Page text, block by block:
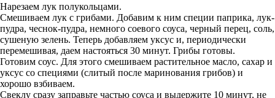
Нарезаем лук полукольцами.
Смешиваем лук с грибами. Добавим к ним специи паприка, лук-
пудра, чеснок-пудра, немного соевого соуса, черный перец, соль,
сушеную зелень. Теперь добавляем уксус и, периодически
перемешивая, даем настояться 30 минут. Грибы готовы.
Готовим соус. Для этого смешиваем растительное масло, сахар и
уксус со специями (слитый после маринования грибов) и
хорошо взбиваем.
Свеклу сразу заправьте частью соуса и выдержите 10 минут, не